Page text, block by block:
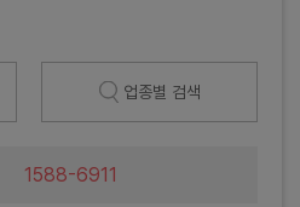
업종별 검색
1588-6911